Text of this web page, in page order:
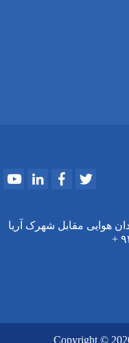
YoutubeLinkedInFacebook
هوایی مقابل شهرک آریا
Copyright ©